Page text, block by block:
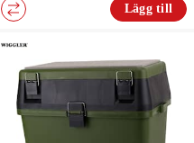
Lägg till